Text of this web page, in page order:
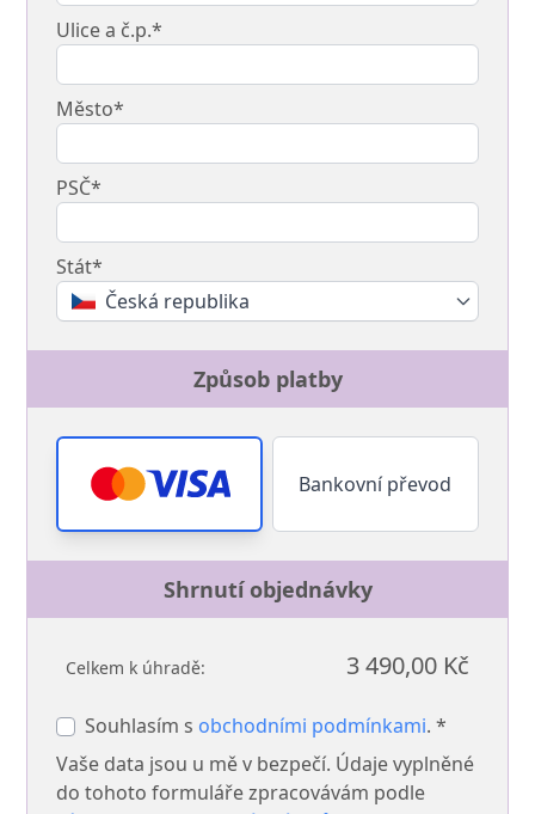
Ulice a č.p.*
Město*
PSČ*
Stát*
Česká republika
Způsob platby
Bankovní převod
Shrnutí objednávky
Celkem k úhradě: 3 490,00 Kč
Souhlasím s obchodními podmínkami. *
Vaše data jsou u mě v bezpečí. Údaje vyplněné
do tohoto formuláře zpracovávám podle